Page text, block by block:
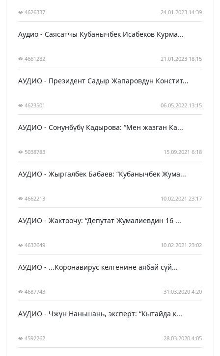
4626337 24.01.2023 14:39
Аудио - Саясатчы Кубанычбек Исабеков Курма...
4661282 21.01.2023 18:15
АУДИО - Президент Садыр Жапаровдун Констит...
4623501 06.05.2022 13:15
АУДИО - Сонунбүбү Кадырова: “Мен жазган Ка...
5038783 15.09.2021 6:18
АУДИО - Жыргалбек Бабаев: “Кубанычбек Жума...
4662213 10.02.2021 23:17
АУДИО - Жактоочу: “Депутат Жумалиевдин 16 ...
4632649 10.02.2021 23:02
АУДИО - ...Коронавирус келгенине аябай сүй...
4687743 31.03.2020 4:20
АУДИО - Чжун Наньшань, эксперт: “Кытайда к...
4592262 28.03.2020 4:05